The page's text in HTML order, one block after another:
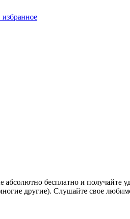
бесплатно и
другие). Слушайте свое